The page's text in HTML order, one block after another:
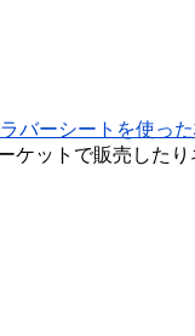
ットで販売した